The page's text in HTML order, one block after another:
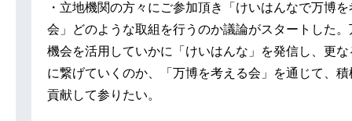
・立地機関の方々にご参加頂き「けいはんなで万博
会」どのような取組を行うのか議論がスタートした。
機会を活用していかに「けいはんな」を発信し、更な
に繋げていくのか、「万博を考える会」を通じて、積
貢献して参りたい。